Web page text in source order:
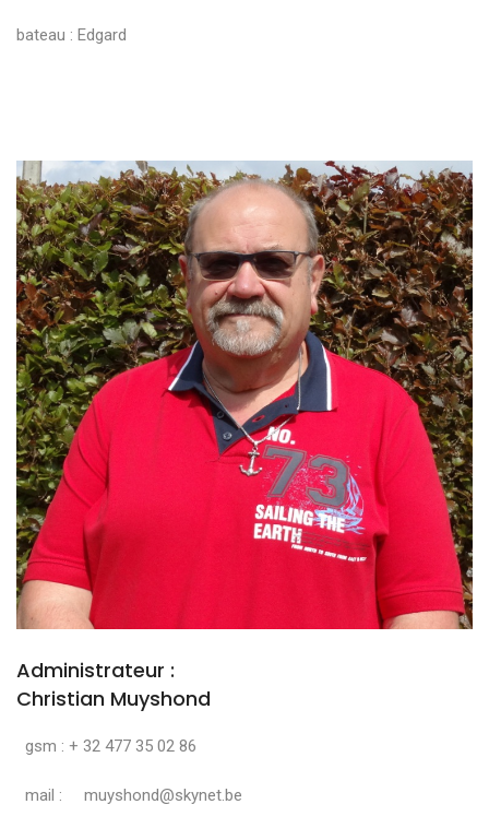
bateau : Edgard
Administrateur :
Christian Muyshond
gsm : + 32 477 35 02 86
mail : muyshond@skynet.be